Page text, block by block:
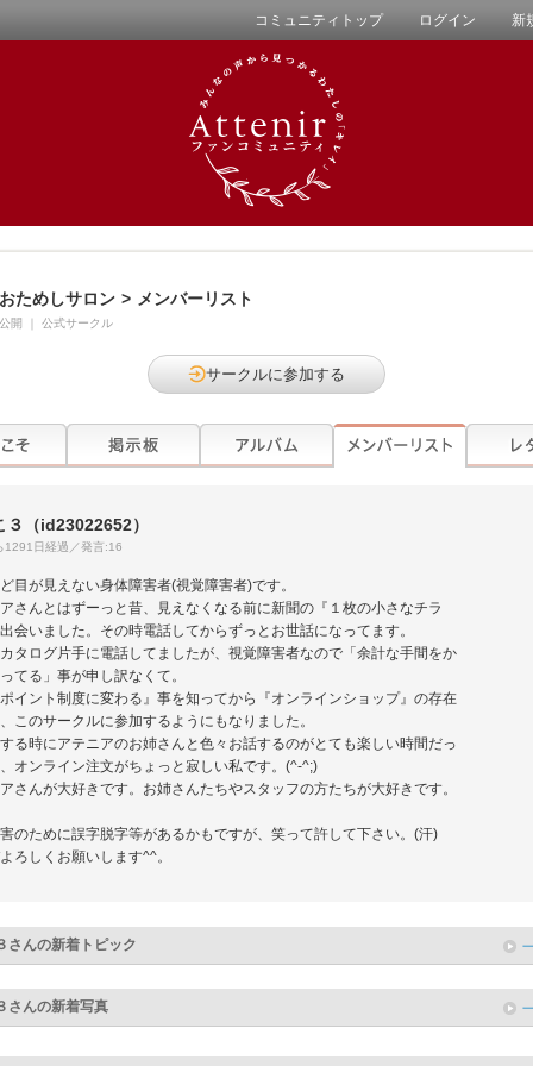
コミュニティトップ ログイン 新
おためしサロン > メンバーリスト
公開 公式サークル
サークルに参加する
３ （id23022652）
1291日経過／発言:16
目が見えない身体障害者(視覚障害者)です。
さんとはずーっと昔、見えなくなる前に新聞の『１枚の小さなチラ
会いました。その時電話してからずっとお世話になってます。
タログ片手に電話してましたが、視覚障害者なので「余計な手間をか
てる」事が申し訳なくて。
イント制度に変わる』事を知ってから『オンラインショップ』の存在
このサークルに参加するようにもなりました。
る時にアテニアのお姉さんと色々お話するのがとても楽しい時間だっ
オンライン注文がちょっと寂しい私です。(^-^;)
さんが大好きです。お姉さんたちやスタッフの方たちが大好きです。
のために誤字脱字等があるかもですが、笑って許して下さい。(汗)
ろしくお願いします^^。
さんの新着トピック
さんの新着写真